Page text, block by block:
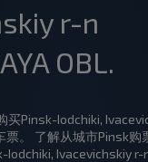
r-n
OBL.
买Pinsk-Iodchiki,
票。 了解从城市Pinsk
Ivacevichskiy r-n